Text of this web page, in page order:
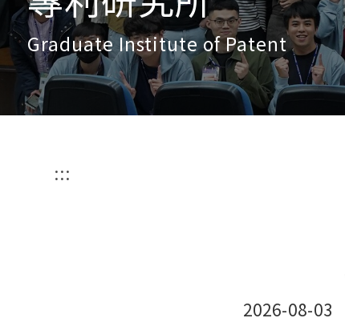
Graduate Institute of Patent
:::
2026-08-03